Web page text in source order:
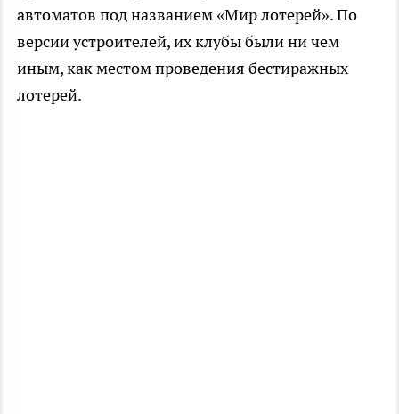
автоматов под названием «Мир лотерей». По
версии устроителей, их клубы были ни чем
иным, как местом проведения бестиражных
лотерей.